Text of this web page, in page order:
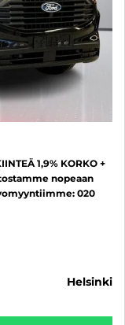
1,9% KORKO +
nopeaan
020
helsinki